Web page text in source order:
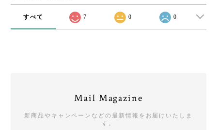
すべて 7 0 0
Mail Magazine
新商品やキャンペーンなどの最新情報をお届けいたしま
す。